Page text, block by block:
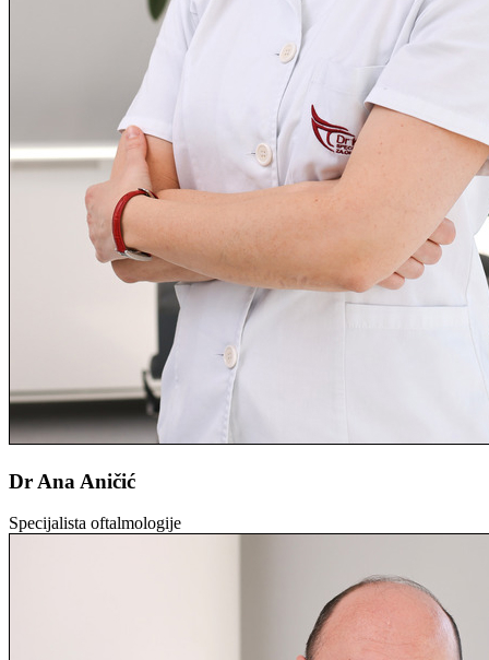
Dr Ana Aničić
Specijalista oftalmologije